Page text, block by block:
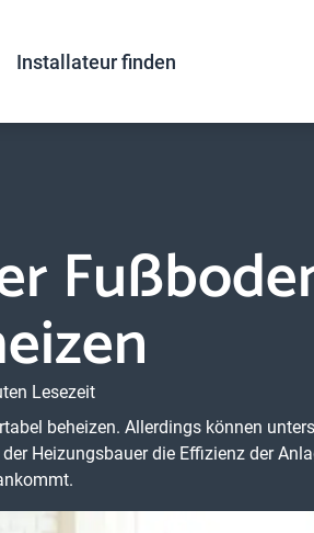
Installateur finden
Lesezeit
beheizen. Allerdings können
Heizungsbauer die Effizienz der